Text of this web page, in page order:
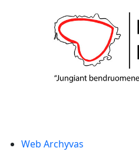
Web Archyvas